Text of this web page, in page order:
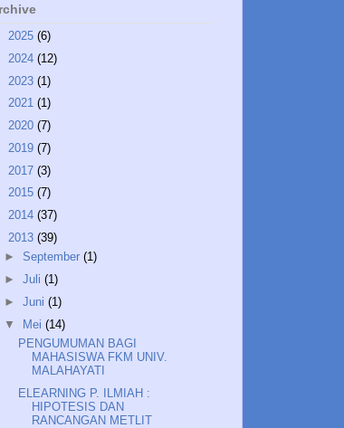
2025 (6)
2024 (12)
2023 (1)
2021 (1)
2020 (7)
2019 (7)
2017 (3)
2015 (7)
2014 (37)
2013 (39)
► September (1)
► Juli (1)
► Juni (1)
▼ Mei (14)
PENGUMUMAN BAGI
MAHASISWA FKM UNIV.
MALAHAYATI
ELEARNING P. ILMIAH :
HIPOTESIS DAN
RANCANGAN METLIT